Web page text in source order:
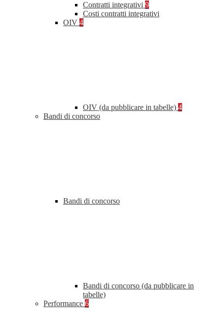
Contratti integrativi 9
Costi contratti integrativi
OIV 4
OIV (da pubblicare in tabelle) 4
Bandi di concorso
Bandi di concorso
Bandi di concorso (da pubblicare in
tabelle)
Performance 6